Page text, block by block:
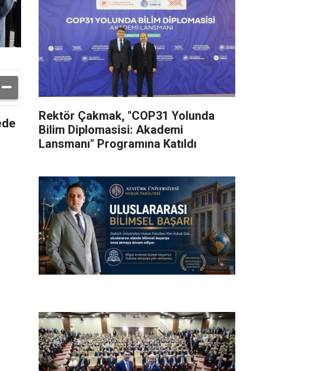
Rektör Çakmak, "COP31 Yolunda
Bilim Diplomasisi: Akademi
Lansmanı" Programına Katıldı